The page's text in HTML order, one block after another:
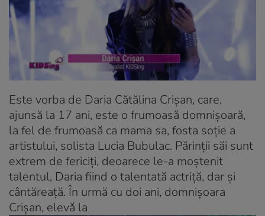
Este vorba de Daria Cătălina Crișan, care,
ajunsă la 17 ani, este o frumoasă domnișoară,
la fel de frumoasă ca mama sa, fosta soție a
artistului, solista Lucia Bubulac. Părinții săi sunt
extrem de fericiți, deoarece le-a moștenit
talentul, Daria fiind o talentată actriță, dar și
cântăreață. În urmă cu doi ani, domnișoara
Crișan, elevă la